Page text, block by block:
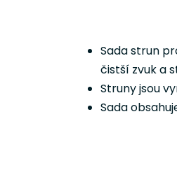
Sada strun
čistší zvuk a
Struny jsou
Sada